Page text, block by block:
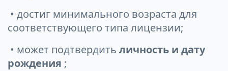
• достиг минимального возраста для
соответствующего типа лицензии;
• может подтвердить личность и дату
рождения ;